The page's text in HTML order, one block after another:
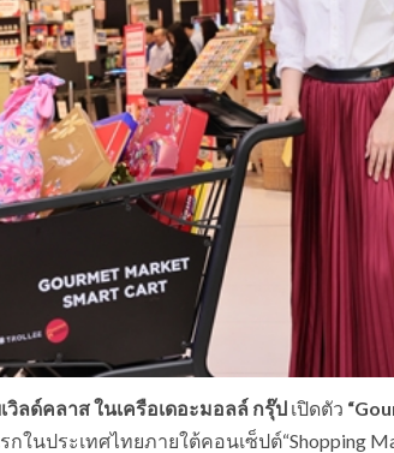
วิลด์คลาส ในเครือเดอะมอลล์ กรุ๊ป เปิดตัว “
นประเทศไทยภายใต้คอนเซ็ปต์“Shopping